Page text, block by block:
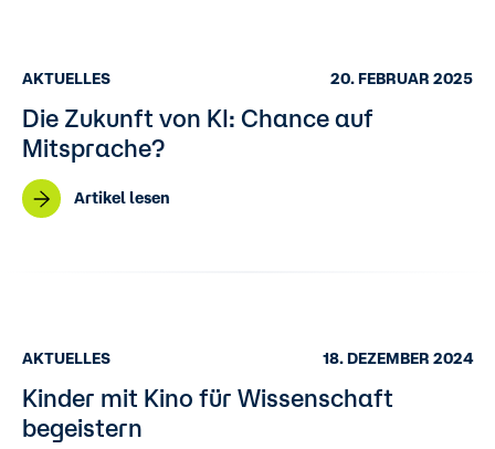
AKTUELLES 20. FEBRUAR 2025
Die Zukunft von KI: Chance auf
Mitsprache?
Artikel lesen
AKTUELLES 18. DEZEMBER 2024
Kinder mit Kino für Wissenschaft
begeistern